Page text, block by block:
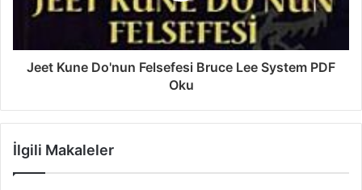
Jeet Kune Do'nun Felsefesi Bruce Lee System PDF
Oku
İlgili Makaleler